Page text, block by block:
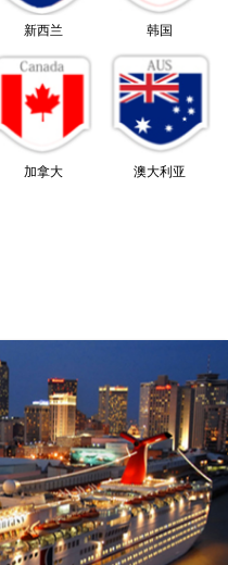
新西兰 韩国
加拿大 澳大利亚